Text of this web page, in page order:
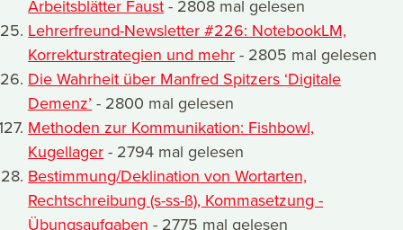
Arbeitsblätter Faust - 2808 mal gelesen
Lehrerfreund-Newsletter #226: NotebookLM,
Korrekturstrategien und mehr - 2805 mal gelesen
Die Wahrheit über Manfred Spitzers ‘Digitale
Demenz’ - 2800 mal gelesen
Methoden zur Kommunikation: Fishbowl,
Kugellager - 2794 mal gelesen
Bestimmung/Deklination von Wortarten,
Rechtschreibung (s-ss-ß), Kommasetzung -
Übungsaufgaben - 2775 mal gelesen